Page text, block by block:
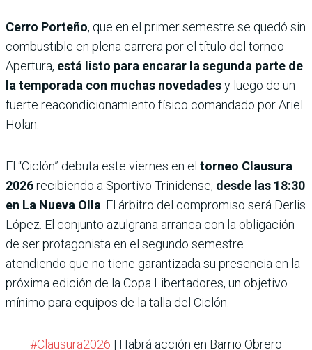
Cerro Porteño, que en el primer semestre se quedó sin
combustible en plena carrera por el título del torneo
Apertura, está listo para encarar la segunda parte de
la temporada con muchas novedadesy luego de un
fuerte reacondicionamiento físico comandado por Ariel
Holan.
El “Ciclón” debuta este viernes en el torneo Clausura
2026recibiendo a Sportivo Trinidense, desde las 18:30
en La Nueva Olla . El árbitro del compromiso será Derlis
López. El conjunto azulgrana arranca con la obligación
de ser protagonista en el segundo semestre
atendiendo que no tiene garantizada su presencia en la
próxima edición de la Copa Libertadores, un objetivo
mínimo para equipos de la talla del Ciclón.
#Clausura2026 | Habrá acción en Barrio Obrero